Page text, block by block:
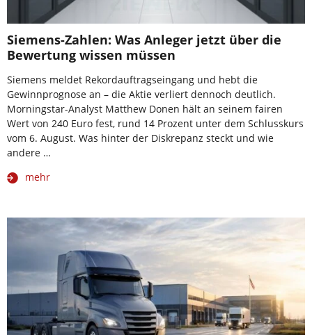
Siemens-Zahlen: Was Anleger jetzt über die
Bewertung wissen müssen
Siemens meldet Rekordauftragseingang und hebt die
Gewinnprognose an – die Aktie verliert dennoch deutlich.
Morningstar-Analyst Matthew Donen hält an seinem fairen
Wert von 240 Euro fest, rund 14 Prozent unter dem Schlusskurs
vom 6. August. Was hinter der Diskrepanz steckt und wie
andere …
mehr